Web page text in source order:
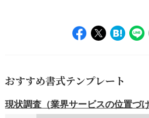
おすすめ書式テンプレート
現状調査（業界サービスの位置づ